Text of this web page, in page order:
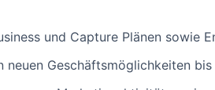
und Capture Plänen sowie
neuen Geschäftsmöglichkeiten